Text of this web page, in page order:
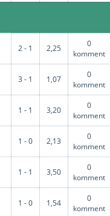
2 - 1 2,25
0
komment
3 - 1 1,07
0
komment
1 - 1 3,20
0
komment
1 - 0 2,13
0
komment
1 - 1 3,50
0
komment
1 - 0 1,54
0
komment